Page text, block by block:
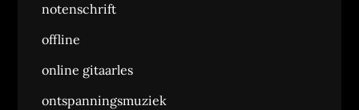
notenschrift
offline
online gitaarles
ontspanningsmuziek